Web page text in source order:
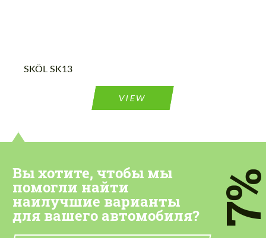
SKÖL SK13
VIEW
Вы хотите, чтобы мы
помогли найти
наилучшие варианты
для вашего автомобиля?
персональных данных
Мы говорим на вашем языке
персональных данных
Мы говорим на вашем языке